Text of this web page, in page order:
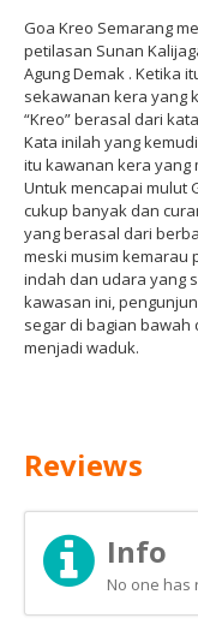
Goa Kreo Semarang
petilasan Sunan
Agung Demak . Ketika
sekawanan kera yang
“Kreo” berasal dari
Kata inilah yang
itu kawanan kera yang
Untuk mencapai mulut
cukup banyak dan
yang berasal dari
meski musim kemarau
indah dan udara yang
kawasan ini,
segar di bagian
menjadi waduk.
Reviews
Info
No one has